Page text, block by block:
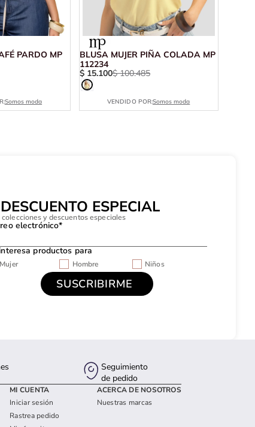
PARDO MP
Somos moda
BLUSA MUJER PIÑA COLADA MP
112234
$ 15.100$ 100.485
VENDIDO POR:Somos moda
ESPECIAL
y descuentos especiales
electrónico*
productos para
Mujer Hombre
Niños
Seguimiento
de pedido
MI CUENTA
Iniciar sesión
Rastrea pedido
ACERCA DE NOSOTROS
Nuestras marcas